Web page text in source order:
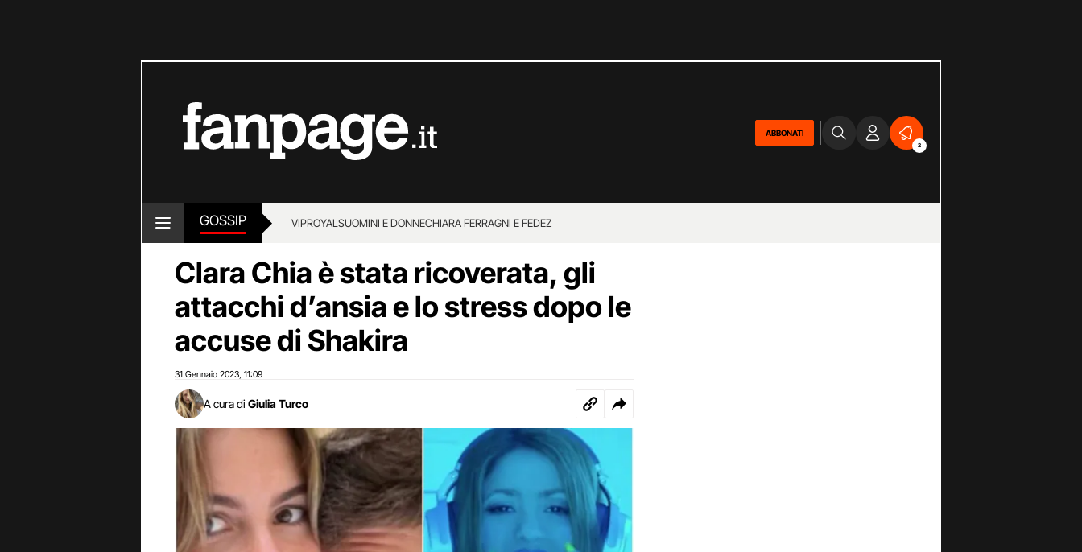
ABBONATI
2
GOSSIP VIPROYALSUOMINI E DONNECHIARA FERRAGNI E FEDEZ
Clara Chia è stata ricoverata, gli
attacchi d’ansia e lo stress dopo le
accuse di Shakira
31 Gennaio 2023 11:09
A cura di Giulia Turco